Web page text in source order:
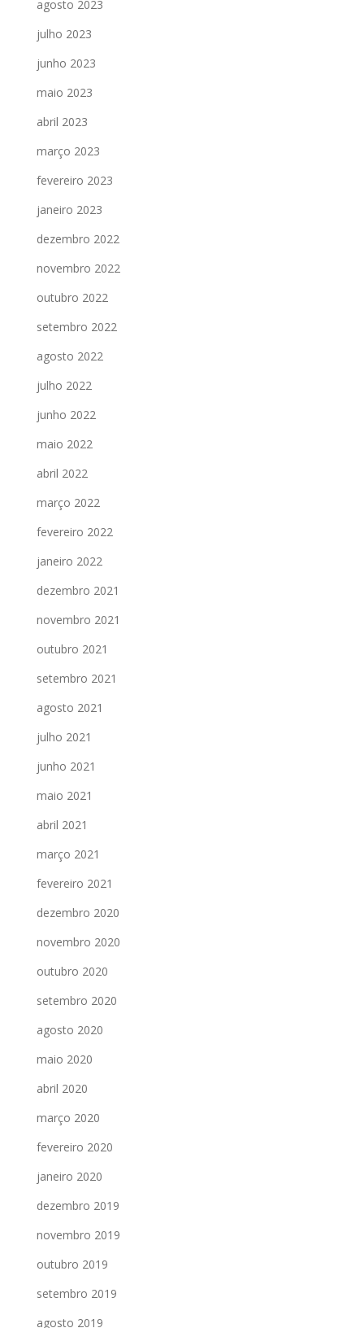
agosto 2023
julho 2023
junho 2023
maio 2023
abril 2023
março 2023
fevereiro 2023
janeiro 2023
dezembro 2022
novembro 2022
outubro 2022
setembro 2022
agosto 2022
julho 2022
junho 2022
maio 2022
abril 2022
março 2022
fevereiro 2022
janeiro 2022
dezembro 2021
novembro 2021
outubro 2021
setembro 2021
agosto 2021
julho 2021
junho 2021
maio 2021
abril 2021
março 2021
fevereiro 2021
dezembro 2020
novembro 2020
outubro 2020
setembro 2020
agosto 2020
maio 2020
abril 2020
março 2020
fevereiro 2020
janeiro 2020
dezembro 2019
novembro 2019
outubro 2019
setembro 2019
agosto 2019